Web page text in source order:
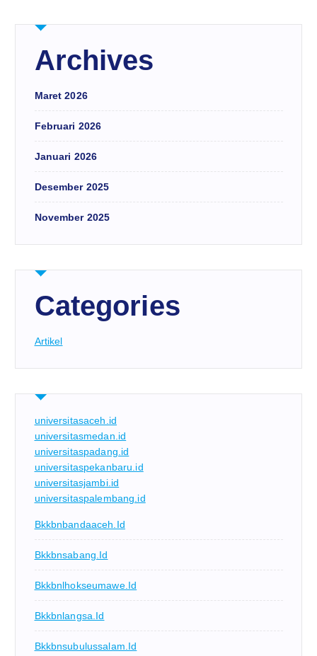
Archives
Maret 2026
Februari 2026
Januari 2026
Desember 2025
November 2025
Categories
Artikel
universitasaceh.id
universitasmedan.id
universitaspadang.id
universitaspekanbaru.id
universitasjambi.id
universitaspalembang.id
Bkkbnbandaaceh.id
Bkkbnsabang.id
Bkkbnlhokseumawe.id
Bkkbnlangsa.id
Bkkbnsubulussalam.id